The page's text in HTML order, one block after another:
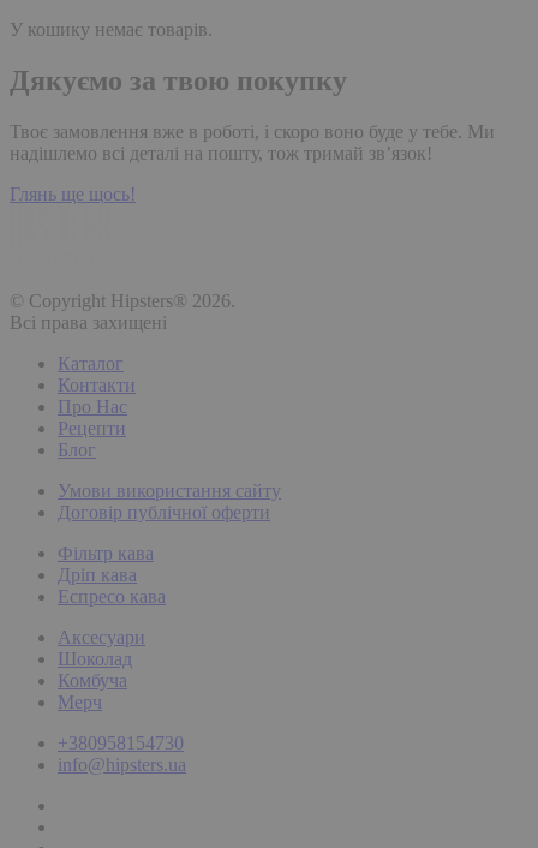
У кошику немає товарів.
Дякуємо за твою покупку
Твоє замовлення вже в роботі, і скоро воно буде у тебе. Ми
надішлемо всі деталі на пошту, тож тримай зв’язок!
Глянь ще щось!
© Copyright Hipsters® 2026.
Всі права захищені
Каталог
Контакти
Про Нас
Рецепти
Блог
Умови використання сайту
Договір публічної оферти
Фільтр кава
Дріп кава
Еспресо кава
Аксесуари
Шоколад
Комбуча
Мерч
+380958154730
info@hipsters.ua